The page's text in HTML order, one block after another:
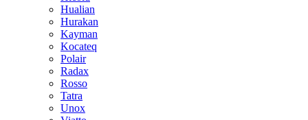
Hualian
Hurakan
Kayman
Kocateq
Polair
Radax
Rosso
Tatra
Unox